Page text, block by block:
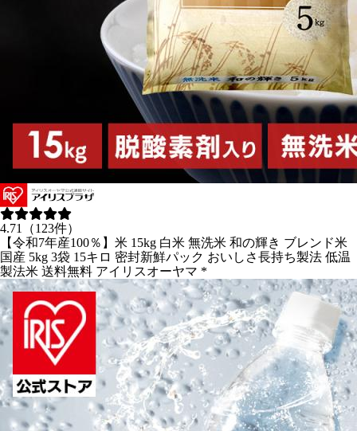
4.71（123件）
【令和7年産100％】米 15kg 白米 無洗米 和の輝き ブレンド米
国産 5kg 3袋 15キロ 密封新鮮パック おいしさ長持ち製法 低温
製法米 送料無料 アイリスオーヤマ *